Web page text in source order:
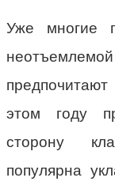
Уже многие
этом году
сторону
популярна